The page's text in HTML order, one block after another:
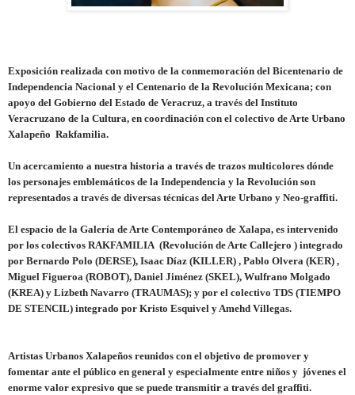
Exposición realizada con motivo de la conmemoración del Bicentenario de
Independencia Nacional y el Centenario de la Revolución Mexicana; con
apoyo del Gobierno del Estado de Veracruz, a través del Instituto
Veracruzano de la Cultura, en coordinación con el colectivo de Arte Urbano
Xalapeño Rakfamilia.
Un acercamiento a nuestra historia a través de trazos multicolores dónde
los personajes emblemáticos de la Independencia y la Revolución son
representados a través de diversas técnicas del Arte Urbano y Neo-graffiti.
El espacio de la Galería de Arte Contemporáneo de Xalapa, es intervenido
por los colectivos RAKFAMILIA (Revolución de Arte Callejero ) integrado
por Bernardo Polo (DERSE), Isaac Díaz (KILLER) , Pablo Olvera (KER) ,
Miguel Figueroa (ROBOT), Daniel Jiménez (SKEL), Wulfrano Molgado
(KREA) y Lizbeth Navarro (TRAUMAS); y por el colectivo TDS (TIEMPO
DE STENCIL) integrado por Kristo Esquivel y Amehd Villegas.
Artistas Urbanos Xalapeños reunidos con el objetivo de promover y
fomentar ante el público en general y especialmente entre niños y jóvenes el
enorme valor expresivo que se puede transmitir a través del graffiti.